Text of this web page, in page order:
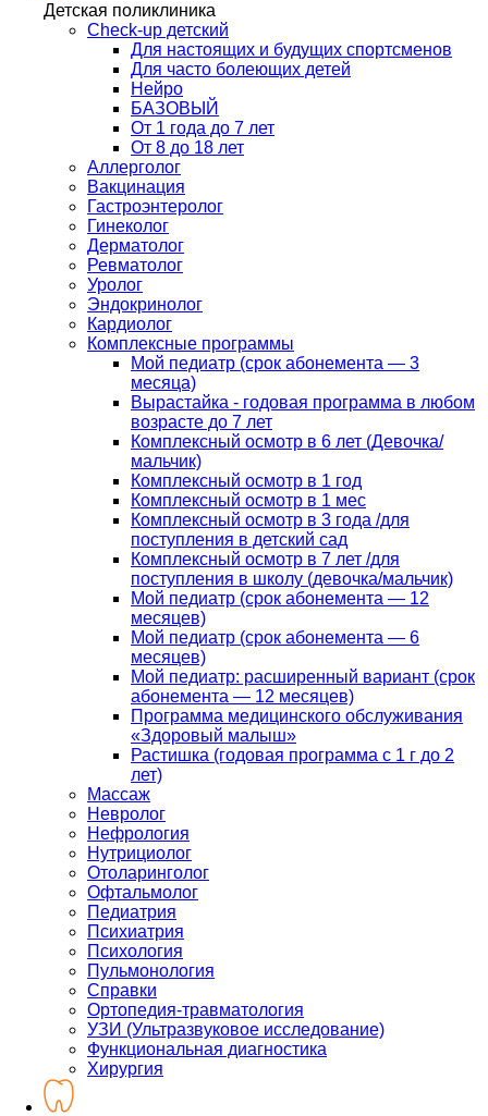
Детская поликлиника
Check-up детский
Для настоящих и будущих спортсменов
Для часто болеющих детей
Нейро
БАЗОВЫЙ
От 1 года до 7 лет
От 8 до 18 лет
Аллерголог
Вакцинация
Гастроэнтеролог
Гинеколог
Дерматолог
Ревматолог
Уролог
Эндокринолог
Кардиолог
Комплексные программы
Мой педиатр (срок абонемента — 3
месяца)
Вырастайка - годовая программа в любом
возрасте до 7 лет
Комплексный осмотр в 6 лет (Девочка/
мальчик)
Комплексный осмотр в 1 год
Комплексный осмотр в 1 мес
Комплексный осмотр в 3 года /для
поступления в детский сад
Комплексный осмотр в 7 лет /для
поступления в школу (девочка/мальчик)
Мой педиатр (срок абонемента — 12
месяцев)
Мой педиатр (срок абонемента — 6
месяцев)
Мой педиатр: расширенный вариант (срок
абонемента — 12 месяцев)
Программа медицинского обслуживания
«Здоровый малыш»
Растишка (годовая программа с 1 г до 2
лет)
Массаж
Невролог
Нефрология
Нутрициолог
Отоларинголог
Офтальмолог
Педиатрия
Психиатрия
Психология
Пульмонология
Справки
Ортопедия-травматология
УЗИ (Ультразвуковое исследование)
Функциональная диагностика
Хирургия